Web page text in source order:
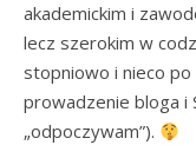
akademickim i
lecz szerokim w
stopniowo i nieco po
prowadzenie bloga i
„odpoczywam”).